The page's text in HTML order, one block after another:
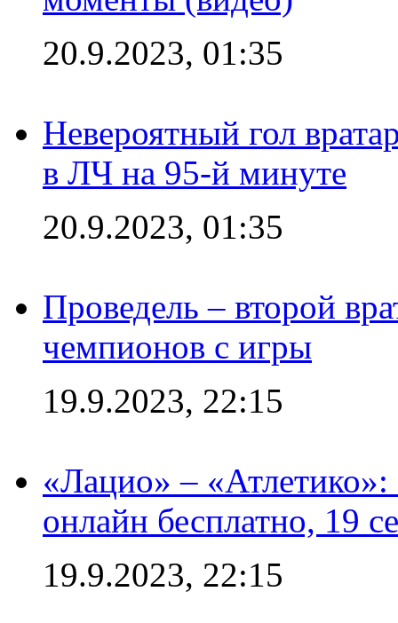
20.9.2023, 01:35
Невероятный гол
в ЛЧ на 95-й минуте
20.9.2023, 01:35
Проведель – второй
чемпионов с игры
19.9.2023, 22:15
«Лацио» –
онлайн бесплатно, 19
19.9.2023, 22:15